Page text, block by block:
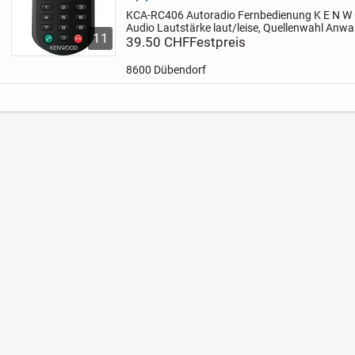
11
KCA-RC406 Autoradio Fernbedienung K E N
Audio Lautstärke laut/leise, Quellenwahl
CD/Audio: Suche/Wiedergabe / Schneller Vor-
39.50 CHFFestpreis
8600 Dübendorf